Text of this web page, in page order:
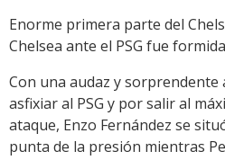
Enorme primera parte del
Chelsea ante el PSG fue
Con una audaz y
asfixiar al PSG y por salir al
ataque, Enzo Fernández se
punta de la presión mientras